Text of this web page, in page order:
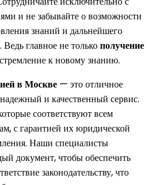
и не забывайте о возможности
знаний и дальнейшего
главное не толькополучение
к новому знанию.
в Москве — это отличное
и качественный сервис.
соответствуют всем
с гарантией их юридической
Наши специалисты
документ, чтобы обеспечить
законодательству, что